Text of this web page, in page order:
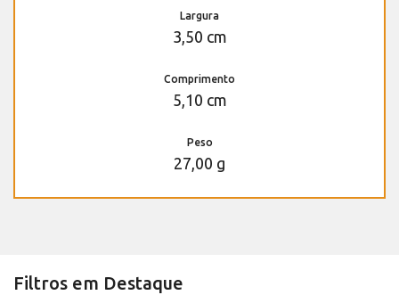
Largura
3,50 cm
Comprimento
5,10 cm
Peso
27,00 g
Filtros em Destaque